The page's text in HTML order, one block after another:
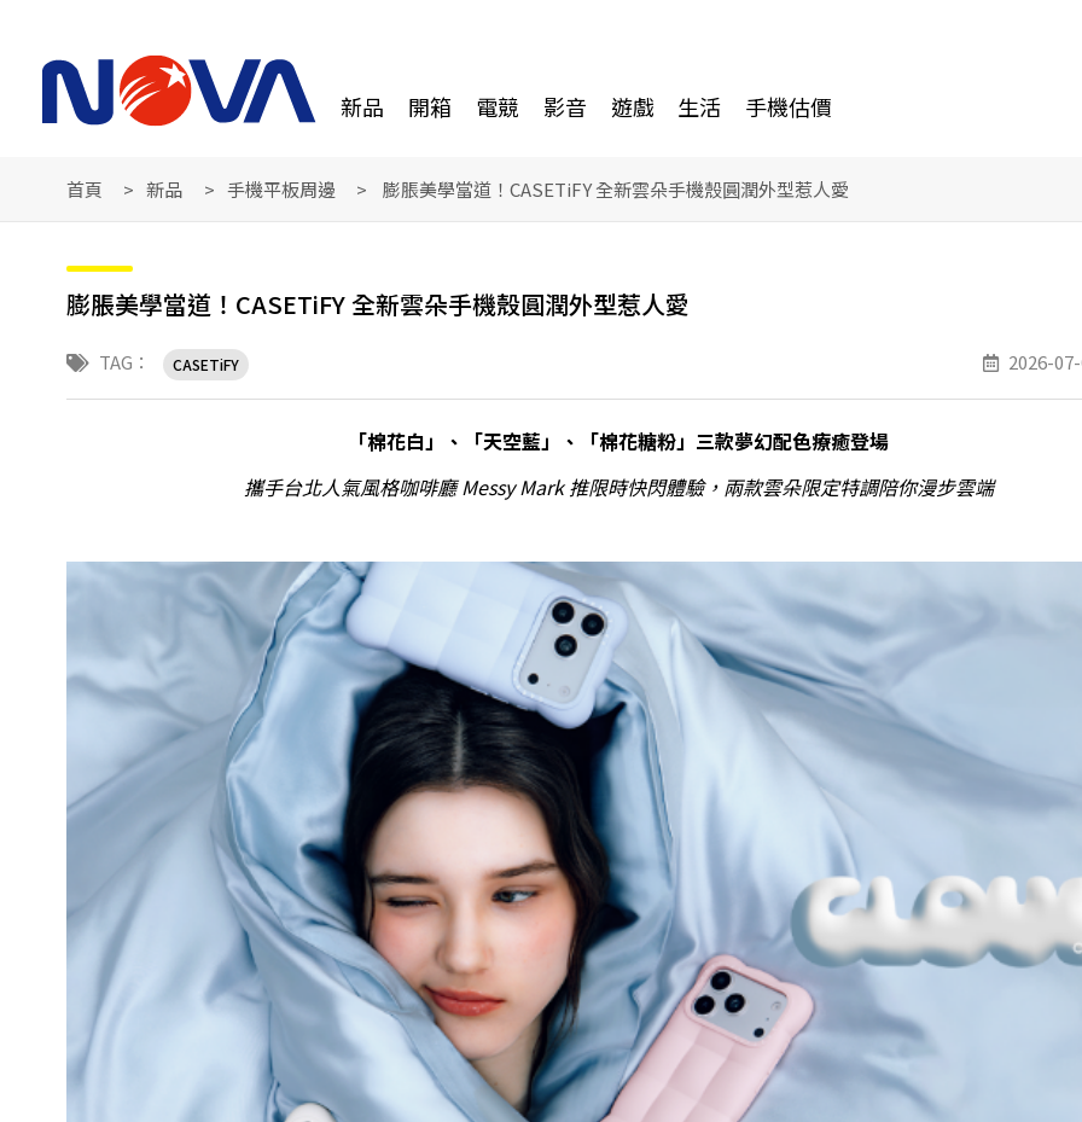
新品 開箱 電競 影音 遊戲 生活 手機估價
首頁 新品 手機平板周邊 膨脹美學當道！CASETiFY 全新雲朵手機殼圓潤外型惹人愛
膨脹美學當道！CASETiFY 全新雲朵手機殼圓潤外型惹人愛
TAG： CASETiFY 2026-
「棉花白」、「天空藍」、「棉花糖粉」三款夢幻配色療癒登場
攜手台北人氣風格咖啡廳 Messy Mark 推限時快閃體驗， 兩款雲朵限定特調陪你漫步雲端